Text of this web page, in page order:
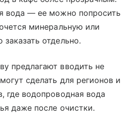
вода — ее можно попросить
минеральную или
отдельно.
предлагают вводить не
сделать для регионов и
где водопроводная вода
даже после очистки.